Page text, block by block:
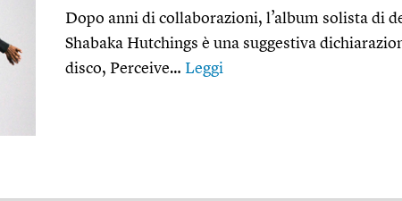
Dopo anni di collaborazioni, l’album solista di
Shabaka Hutchings è una suggestiva
disco, Perceive… Leggi